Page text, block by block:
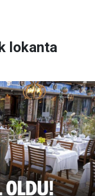
lokanta